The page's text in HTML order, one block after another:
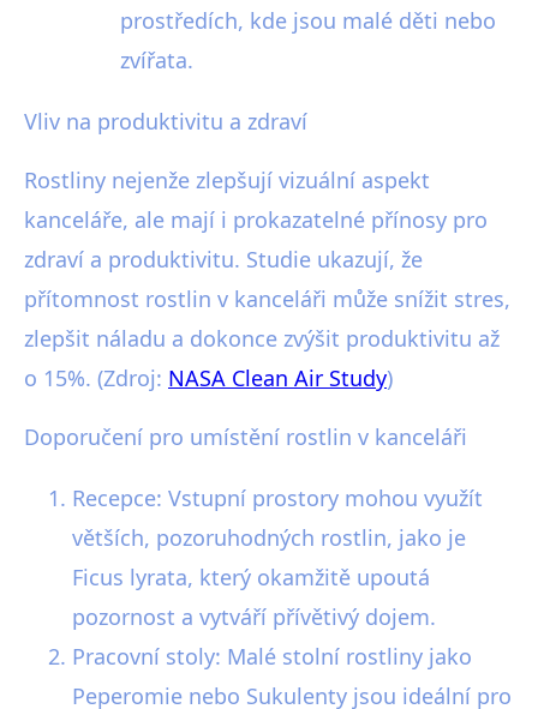
prostředích, kde jsou malé děti nebo
zvířata.
Vliv na produktivitu a zdraví
Rostliny nejenže zlepšují vizuální aspekt
kanceláře, ale mají i prokazatelné přínosy pro
zdraví a produktivitu. Studie ukazují, že
přítomnost rostlin v kanceláři může snížit stres,
zlepšit náladu a dokonce zvýšit produktivitu až
o 15%. (Zdroj: NASA Clean Air Study)
Doporučení pro umístění rostlin v kanceláři
Recepce: Vstupní prostory mohou využít
větších, pozoruhodných rostlin, jako je
Ficus lyrata, který okamžitě upoutá
pozornost a vytváří přívětivý dojem.
Pracovní stoly: Malé stolní rostliny jako
Peperomie nebo Sukulenty jsou ideální pro